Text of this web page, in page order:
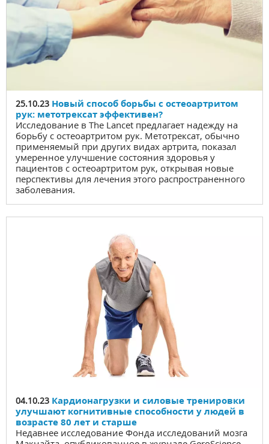
25.10.23 Новый способ борьбы с остеоартритом
рук: метотрексат эффективен?
Исследование в The Lancet предлагает надежду на
борьбу с остеоартритом рук. Метотрексат, обычно
применяемый при других видах артрита, показал
умеренное улучшение состояния здоровья у
пациентов с остеоартритом рук, открывая новые
перспективы для лечения этого распространенного
заболевания.
04.10.23 Кардионагрузки и силовые тренировки
улучшают когнитивные способности у людей в
возрасте 80 лет и старше
Недавнее исследование Фонда исследований мозга